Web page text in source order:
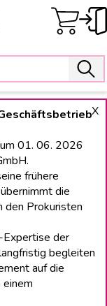
X
01. 06. 2026
frühere
die
den Prokuristen
Expertise der
begleiten
auf die